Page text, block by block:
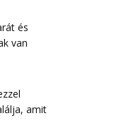
és
van
amit